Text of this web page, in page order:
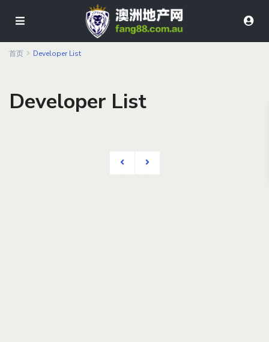
首页 Developer List
Developer List